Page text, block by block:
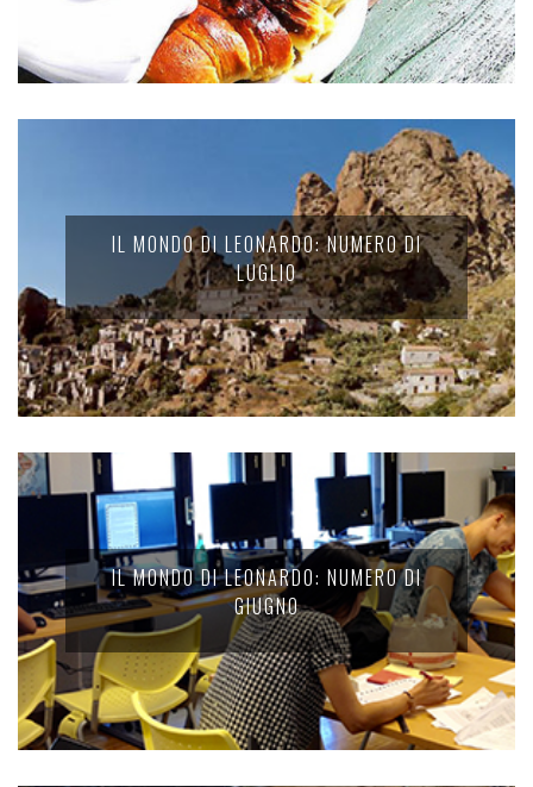
IL MONDO DI LEONARDO: NUMERO DI
LUGLIO
IL MONDO DI LEONARDO: NUMERO DI
GIUGNO